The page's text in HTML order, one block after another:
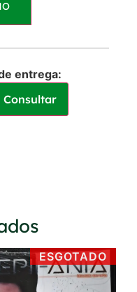
entrega:
Consultar
ESGOTADO